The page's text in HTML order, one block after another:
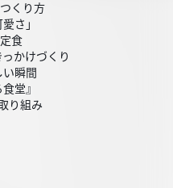
くり方
さ」
食
かけづくり
瞬間
堂』
り組み